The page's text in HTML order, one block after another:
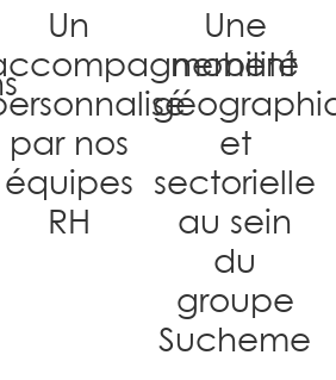
Un
par nos
équipes
RH
Une
mobilité
et
sectorielle
au sein
du
groupe
Sucheme